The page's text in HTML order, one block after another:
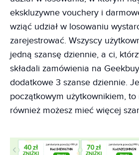
ekskluzywne vouchery i
wziąć udział w losowaniu
zarejestrować. Wszyscy
jedną szansę dziennie, a ci,
składali zamówienia na
dodatkowe 3 szanse dziennie.
początkowym użytkownikiem,
również możesz mieć więcej